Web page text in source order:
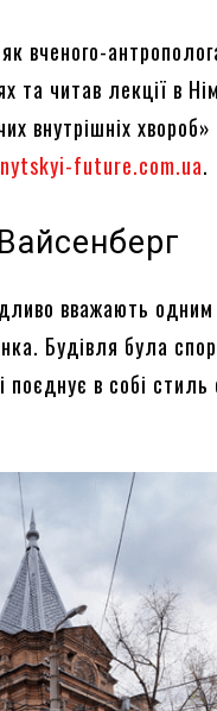
вченого-
та читав лекції в
внутрішніх хвороб»
future.com.ua.
вважають
Будівля була
поєднує в собі